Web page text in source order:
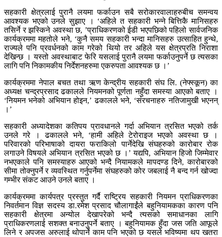
सहकारी क्षेत्रलाई पुरानै लयमा फर्काउन सबै सरोकारवालाहरुबीच समन्वय
आवश्यक भएको उनले सुझाए । ‘अहिले त सहकारी भन्ने बित्तिकै मानिसहरु
तसिर्ने र झस्किने अवस्था छ, ’प्राधिकरणको ईडी भएपछिको पहिलो सार्वजनिक
कार्यक्रममा महतोले भने, ‘कुनै समय सहकारी भन्दा मानिसहरु उत्साहित हुन्थे,
राज्यले पनि प्रवर्धनको काम गरेको थियो तर अहिले यस क्षेत्रप्रति निराशा
देखिन्छ । यस्तो अवस्थाबाट फेरि यसलाई पुरानै लयमा फर्काउनुपर्ने छ त्यसका
लागि पनि निकामकीय निर्देशनहरुमा एकरुपता आवश्यक छ ।’
कार्यक्रममा नेपाल बचत तथा ऋण केन्द्रीय सहकारी संघ लि. (नेफ्स्कून) का
अध्यक्ष चन्द्रप्रसाद ढकालले नियमनको पूर्णता नहुँदा समस्या आएको बताए ।
‘नियमन भनेको अभियान होइन,’ ढकालले भने, ‘संरचनाहरु नतिजामुखी भएनन्
।’
सहकारी अध्यादेशका कतिपय प्रावधानले गर्दा अभियान त्रसित भएको तर्क
उनले गरे । ढकालले भने, ‘हामी अहिले टेरोराइज भएको अवस्था छ ।
परिवारको परिभाषाको दायरा फराकिलो पार्नेदेखि संघहरुको कारोबार रोक
लगाउने विषयले अभियान त्रसित भएको छ ।’ यद्यपि, अभियान हिजो जिम्मेवार
नभएकाले पनि समस्याहरु आएको भन्दै नियामकले मापदण्ड दिने, कारोबारको
सीमा तोक्नुपर्ने र व्यवस्थित गर्नुपर्नेमा संघहरुको कोर जबलाई नै बन्द गर्न खोज्दा
गम्भीर संकट आउने उनले बताए ।
कार्यक्रममा कार्यपत्र प्रस्तुत गर्दै राष्ट्रिय सहकारी नियमन प्राधिकरणका
निवर्तमान विज्ञ सदस्य डा.रमेश प्रसाद चौलागाईंले बहुनियामकका कारण पनि
सहकारी क्षेत्रमा अन्योल देखापरेको भन्दै त्यसको समाधानका लागि
प्राधिकरणलाई सशक्त बनाउनुपर्ने बताए । बहुनियामक हुँदा जस जति आफूले
लिने र अपजस अरुलाई थोपार्ने काम पनि भएको छ यसले भविष्यमा थप खतरा